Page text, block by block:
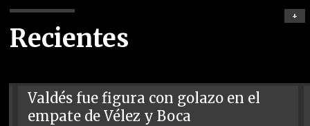
Recientes
+
Valdés fue figura con golazo en el
empate de Vélez y Boca